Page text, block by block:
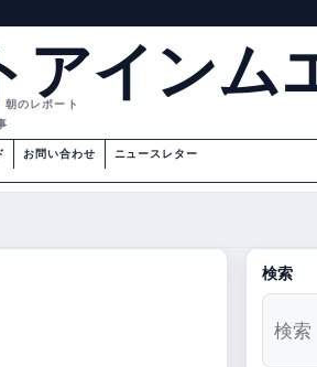
インム
のレポート
お問い合わせ ニュースレター
検索